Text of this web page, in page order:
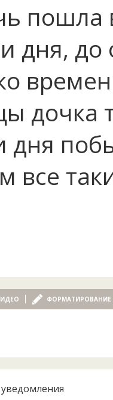
пошла
дня,
дочка
дня
все
ФОРМАТИРОВАНИЕ